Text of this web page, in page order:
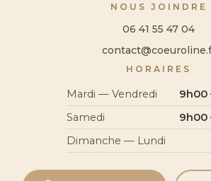
NOUS JOINDRE
06 41 55 47 04
HORAIRES
Mardi — Vendredi
9h00
Samedi
9h00
Dimanche — Lundi